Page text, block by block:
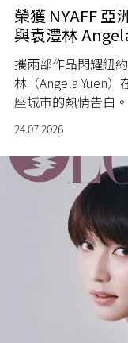
榮獲 NYAFF 亞
與袁澧林
攜兩部作品閃耀紐
林（Angela Yuen
座城市的熱情告白。
24.07.2026